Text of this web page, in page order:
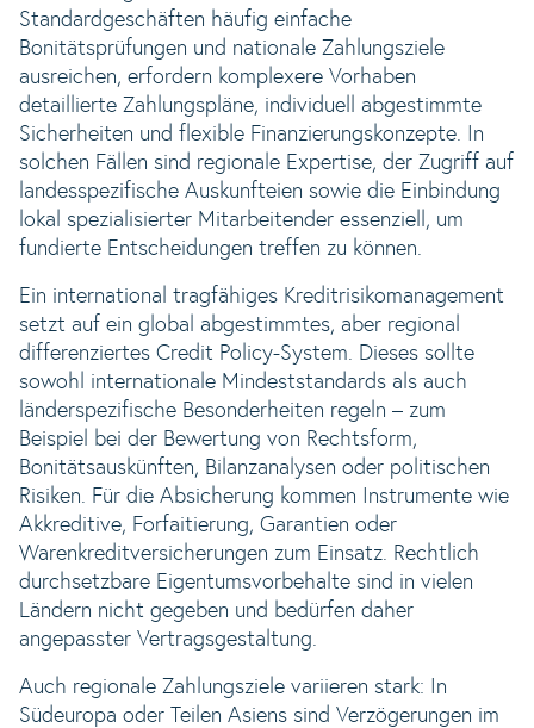
Standardgeschäften häufig einfache
Bonitätsprüfungen und nationale Zahlungsziele
ausreichen, erfordern komplexere Vorhaben
detaillierte Zahlungspläne, individuell abgestimmte
Sicherheiten und flexible Finanzierungskonzepte. In
solchen Fällen sind regionale Expertise, der Zugriff auf
landesspezifische Auskunfteien sowie die Einbindung
lokal spezialisierter Mitarbeitender essenziell, um
fundierte Entscheidungen treffen zu können.
Ein international tragfähiges Kreditrisikomanagement
setzt auf ein global abgestimmtes, aber regional
differenziertes Credit Policy-System. Dieses sollte
sowohl internationale Mindeststandards als auch
länderspezifische Besonderheiten regeln – zum
Beispiel bei der Bewertung von Rechtsform,
Bonitätsauskünften, Bilanzanalysen oder politischen
Risiken. Für die Absicherung kommen Instrumente wie
Akkreditive, Forfaitierung, Garantien oder
Warenkreditversicherungen zum Einsatz. Rechtlich
durchsetzbare Eigentumsvorbehalte sind in vielen
Ländern nicht gegeben und bedürfen daher
angepasster Vertragsgestaltung.
Auch regionale Zahlungsziele variieren stark: In
Südeuropa oder Teilen Asiens sind Verzögerungen im